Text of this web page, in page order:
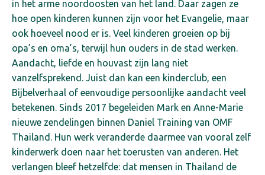
in het arme noordoosten van het land. Daar zagen ze
hoe open kinderen kunnen zijn voor het Evangelie, maar
ook hoeveel nood er is. Veel kinderen groeien op bij
opa’s en oma’s, terwijl hun ouders in de stad werken.
Aandacht, liefde en houvast zijn lang niet
vanzelfsprekend. Juist dan kan een kinderclub, een
Bijbelverhaal of eenvoudige persoonlijke aandacht veel
betekenen. Sinds 2017 begeleiden Mark en Anne-Marie
nieuwe zendelingen binnen Daniel Training van OMF
Thailand. Hun werk veranderde daarmee van vooral zelf
kinderwerk doen naar het toerusten van anderen. Het
verlangen bleef hetzelfde: dat mensen in Thailand de